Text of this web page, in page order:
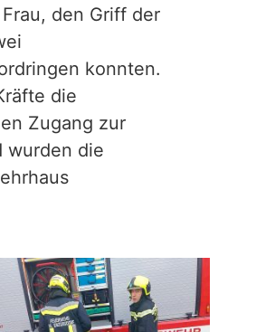
den Griff der
konnten.
die
Zugang zur
wurden die